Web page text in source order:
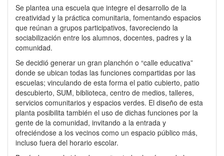
Se plantea una escuela que integre el desarrollo de la
creatividad y la práctica comunitaria, fomentando espacios
que reúnan a grupos participativos, favoreciendo la
sociabilización entre los alumnos, docentes, padres y la
comunidad.
Se decidió generar un gran planchón o “calle educativa”
donde se ubican todas las funciones compartidas por las
escuelas; vinculando de esta forma el patio cubierto, patio
descubierto, SUM, biblioteca, centro de medios, talleres,
servicios comunitarios y espacios verdes. El diseño de esta
planta posibilita también el uso de dichas funciones por la
gente de la comunidad, invitando a la entrada y
ofreciéndose a los vecinos como un espacio público más,
incluso fuera del horario escolar.